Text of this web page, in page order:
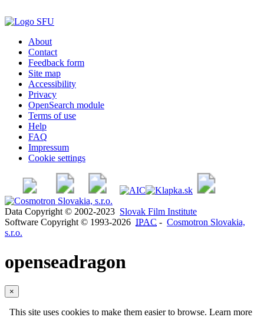
About
Contact
Feedback form
Site map
Accessibility
Privacy
OpenSearch module
Terms of use
Help
FAQ
Impressum
Cookie settings
Data Copyright © 2002-2023 Slovak Film Institute
Software Copyright © 1993-2026 IPAC - Cosmotron Slovakia,
s.r.o.
openseadragon
×
This site uses cookies to make them easier to browse. Learn more